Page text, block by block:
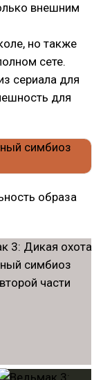
внешним
но также
сете.
сериала для
для
образа